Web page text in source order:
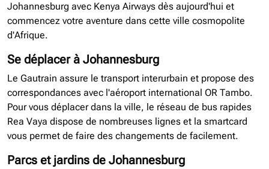
Johannesburg avec Kenya Airways dès aujourd'hui et
commencez votre aventure dans cette ville cosmopolite
d'Afrique.
Se déplacer à Johannesburg
Le Gautrain assure le transport interurbain et propose des
correspondances avec l'aéroport international OR Tambo.
Pour vous déplacer dans la ville, le réseau de bus rapides
Rea Vaya dispose de nombreuses lignes et la smartcard
vous permet de faire des changements de facilement.
Parcs et jardins de Johannesburg